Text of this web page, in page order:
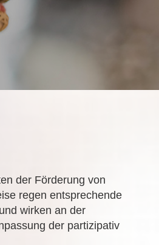
der Förderung von
regen entsprechende
wirken an der
der partizipativ